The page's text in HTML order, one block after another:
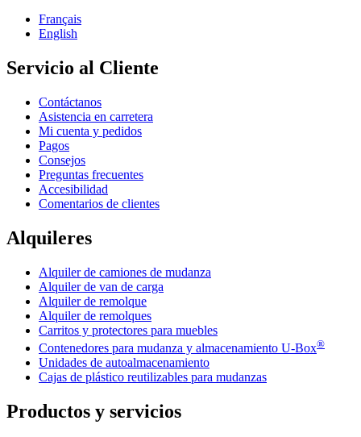
Français
English
Servicio al Cliente
Contáctanos
Asistencia en carretera
Mi cuenta y pedidos
Pagos
Consejos
Preguntas frecuentes
Accesibilidad
Comentarios de clientes
Alquileres
Alquiler de camiones de mudanza
Alquiler de van de carga
Alquiler de remolque
Alquiler de remolques
Carritos y protectores para muebles
Contenedores para mudanza y almacenamiento U-Box®
Unidades de autoalmacenamiento
Cajas de plástico reutilizables para mudanzas
Productos y servicios